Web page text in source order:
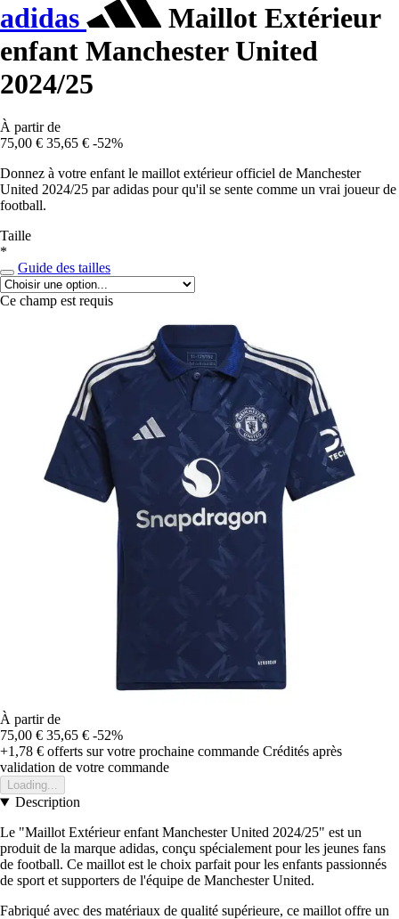
adidas
Maillot Extérieur
enfant Manchester United
2024/25
À partir de
75,00 € 35,65 € -52%
Donnez à votre enfant le maillot extérieur officiel de Manchester
United 2024/25 par adidas pour qu'il se sente comme un vrai joueur de
football.
Taille
*
Guide des tailles
Ce champ est requis
À partir de
75,00 € 35,65 € -52%
+1,78 € offerts sur votre prochaine commande Crédités après
validation de votre commande
Loading...
Description
Le "Maillot Extérieur enfant Manchester United 2024/25" est un
produit de la marque adidas, conçu spécialement pour les jeunes fans
de football. Ce maillot est le choix parfait pour les enfants passionnés
de sport et supporters de l'équipe de Manchester United.
Fabriqué avec des matériaux de qualité supérieure, ce maillot offre un